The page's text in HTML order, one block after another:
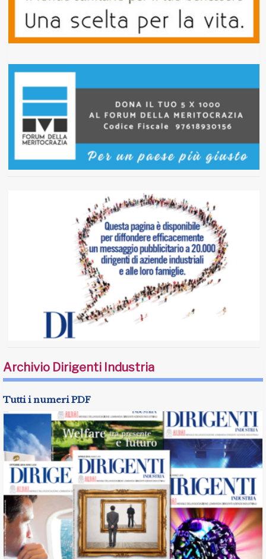
Archivio Dirigenti Industria
Tutti i numeri PDF